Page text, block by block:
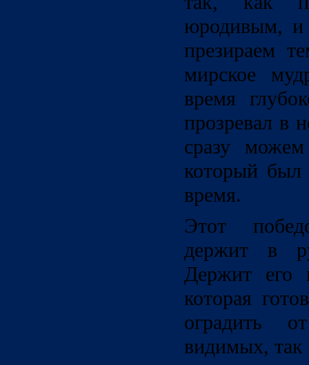
юродивым, и
презираем
мирское
время
прозревал в
сразу
который
время.
Этот
держит в
Держит его
которая
оградить
видимых,